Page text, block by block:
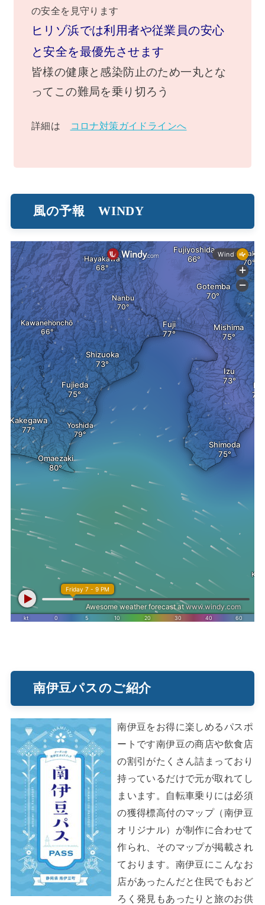
の安全を見守ります
ヒリゾ浜では利用者や従業員の安心
と安全を最優先させます
皆様の健康と感染防止のため一丸とな
ってこの難局を乗り切ろう
詳細は コロナ対策ガイドラインへ
風の予報 WINDY
南伊豆パスのご紹介
南伊豆をお得に楽しめるパスポ
ートです南伊豆の商店や飲食店
の割引がたくさん詰まっており
持っているだけで元が取れてし
まいます。自転車乗りには必須
の獲得標高付のマップ（南伊豆
オリジナル）が制作に合わせて
作られ、そのマップが掲載され
ております。南伊豆にこんなお
店があったんだと住民でもおど
ろく発見もあったりと旅のお供